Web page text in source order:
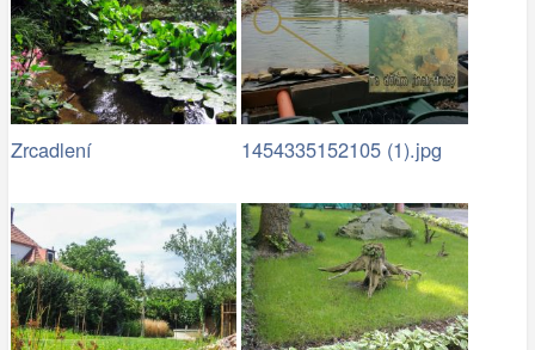
Zrcadlení 1454335152105 (1).jpg